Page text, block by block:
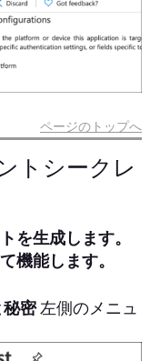
ページのトップへ
トシークレ
を生成します。
機能します。
密左側のメニュ